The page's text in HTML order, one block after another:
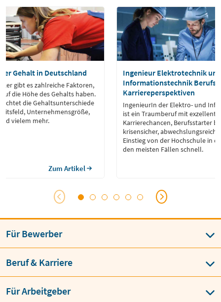
Gehalt in Deutschland
gibt es zahlreiche Faktoren,
die Höhe des Gehalts haben.
die Gehaltsunterschiede
Unternehmensgröße,
vielem mehr.
Zum Artikel
Ingenieur Elektrotechnik und
Informationstechnik
Karriereperspektiven
IngenieurIn der Elektro- und
ist ein Traumberuf mit
Karrierechancen, Berufsstarter
krisensicher, abwechslungsreich
Einstieg von der Hochschule in
den meisten Fällen schnell.
Für Bewerber
Beruf & Karriere
Für Arbeitgeber